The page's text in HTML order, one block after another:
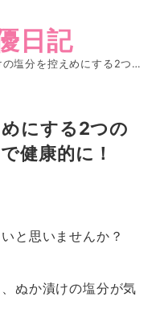
日記
えめにする2つの方法とは？工夫しだいで健康的に！
にする2つの
健康的に！
と思いませんか？
ぬか漬けの塩分が気